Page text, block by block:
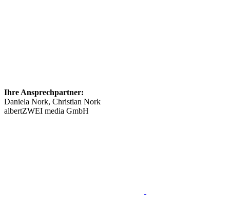
Ihre Ansprechpartner:
Daniela Nork, Christian Nork
albertZWEI media GmbH